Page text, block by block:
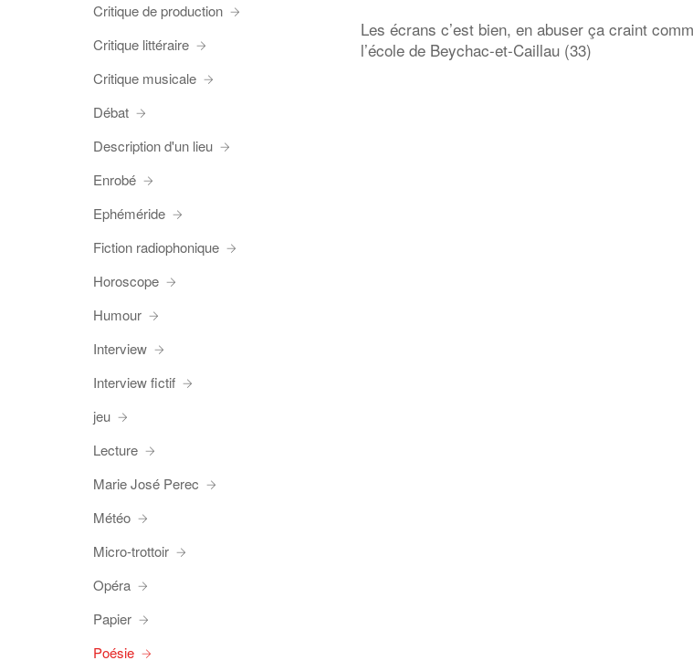
Les écrans c’est bien, en abuser ça craint
l’école de Beychac-et-Caillau (33)
Critique de production
Critique littéraire
Critique musicale
Débat
Description d'un lieu
Enrobé
Ephéméride
Fiction radiophonique
Horoscope
Humour
Interview
Interview fictif
jeu
Lecture
Marie José Perec
Météo
Micro-trottoir
Opéra
Papier
Poésie